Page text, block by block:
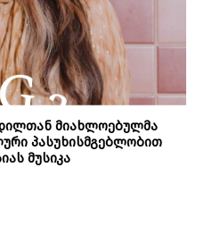
მიახლოებულმა
პასუხისმგებლობით
მუსიკა